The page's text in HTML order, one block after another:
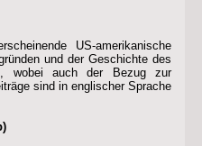
US-amerikanische
und der Geschichte des
wobei auch der Bezug zur
sind in englischer Sprache